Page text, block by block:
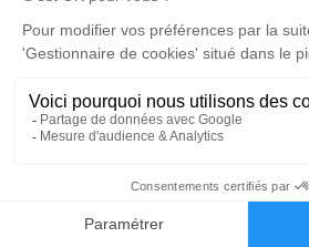
Faire-part
lundi 14 octobre 2024 à
Crématorium le Pech Bleu
Route de Corneilhan